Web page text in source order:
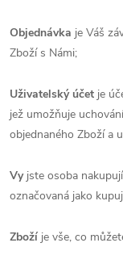
Objednávka je Váš
Zboží s Námi;
Uživatelský účet je
jež umožňuje
objednaného Zboží a
Vyjste osoba
označovaná jako
Zboží je vše, co